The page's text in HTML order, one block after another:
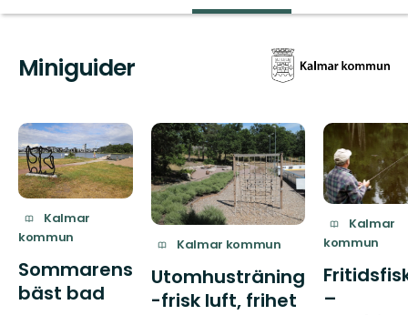
Miniguider
Kalmar
kommun
Sommarens
bäst bad
Kalmar kommun
Utomhusträning
-frisk luft, frihet
Kalmar
kommun
–